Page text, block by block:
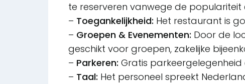
te reserveren vanwege de
– Toegankelijkheid: Het restaurant is
– Groepen & Evenementen: Door de
geschikt voor groepen, zakelijke
– Parkeren: Gratis parkeergelegenheid
– Taal: Het personeel spreekt